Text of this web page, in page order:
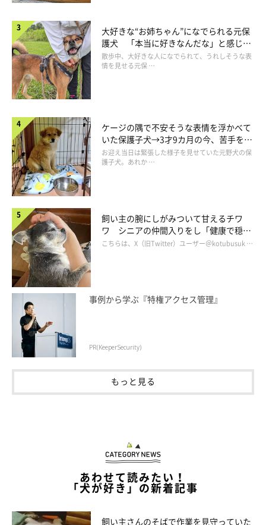
大好きな“お姉ちゃん”になでられる元保
護犬 「本当に好きなんだな」と感じる
表情にほっこり
散歩中、大好きな人になでられて、うれしそうな表
情を見せる元保 …
ケージの隅で不安そうな表情を浮かべて
いた保護子犬→3才9カ月の今、苦手を克
服し頼もしいコに成長！
お迎え当日は緊張した様子を見せていた元野犬の保
護子犬。あれか …
飼い主の腕にしがみついて甘えるチワ
ワ シニアの仲間入りをし「健康で穏や
かな暮らしが続いてほしい」と願う
こちらは、X（旧Twitter）ユーザー＠kotubusuk …
事例から学ぶ『特権アクセス管理』
PR(KeeperSecurity)
もっと見る
あわせて読みたい！
「犬が好き」の新着記事
飼い主さんのそばで作業を見守っていた